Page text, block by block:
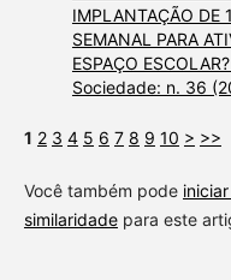
IMPLANTAÇÃO DE
SEMANAL PARA
ESPAÇO ESCOLAR?
Sociedade: n. 36
1 2 3 4 5 6 7 8 9 10 > >>
Você também pode
similaridadepara este